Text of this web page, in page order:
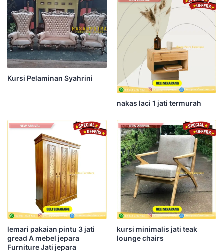
Kursi Pelaminan Syahrini
nakas laci 1 jati termurah
lemari pakaian pintu 3 jati
gread A mebel jepara
Furniture Jati jepara
kursi minimalis jati teak
lounge chairs